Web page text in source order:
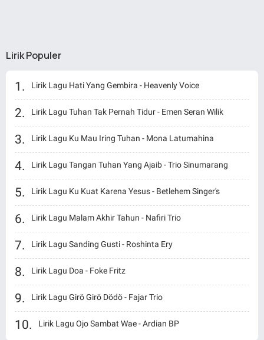
Lirik Populer
Lirik Lagu Hati Yang Gembira - Heavenly Voice
Lirik Lagu Tuhan Tak Pernah Tidur - Emen Seran Wilik
Lirik Lagu Ku Mau Iring Tuhan - Mona Latumahina
Lirik Lagu Tangan Tuhan Yang Ajaib - Trio Sinumarang
Lirik Lagu Ku Kuat Karena Yesus - Betlehem Singer's
Lirik Lagu Malam Akhir Tahun - Nafiri Trio
Lirik Lagu Sanding Gusti - Roshinta Ery
Lirik Lagu Doa - Foke Fritz
Lirik Lagu Girö Girö Dödö - Fajar Trio
Lirik Lagu Ojo Sambat Wae - Ardian BP